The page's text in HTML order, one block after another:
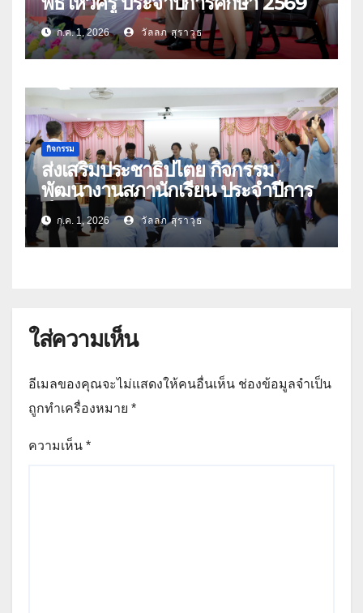
ก.ค. 1, 2026 วัลลภ สุราวุธ
กิจกรรม
ส่งเสริมประชาธิปไตย กิจกรรม
พัฒนางานสภานักเรียน ประจำปีการ
ศึกษา 2569
ก.ค. 1, 2026 วัลลภ สุราวุธ
ใส่ความเห็น
อีเมลของคุณจะไม่แสดงให้คนอื่นเห็น ช่องข้อมูลจำเป็น
ถูกทำเครื่องหมาย *
ความเห็น *